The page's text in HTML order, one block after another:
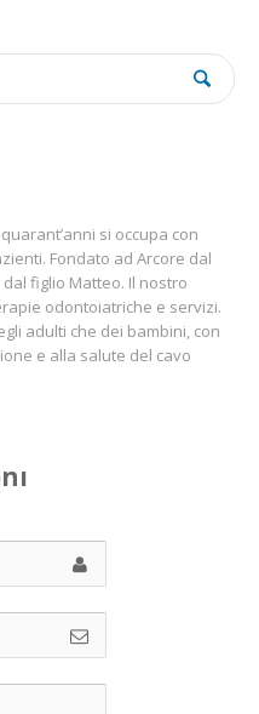
si occupa con
Fondato ad Arcore dal
figlio Matteo. Il nostro
odontoiatriche e servizi.
adulti che dei bambini, con
e alla salute del cavo